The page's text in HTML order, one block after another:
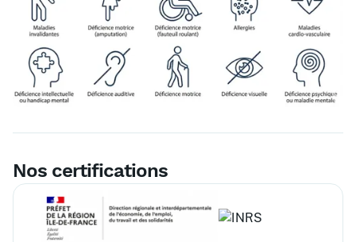
Nos certifications